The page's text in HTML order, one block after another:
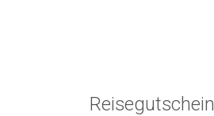
Reisegutschein